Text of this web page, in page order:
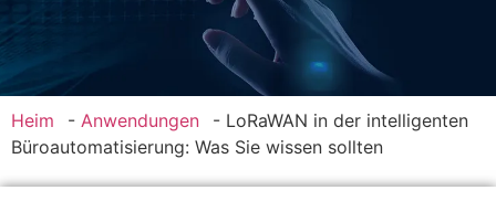
Heim - Anwendungen - LoRaWAN in der intelligenten
Büroautomatisierung: Was Sie wissen sollten